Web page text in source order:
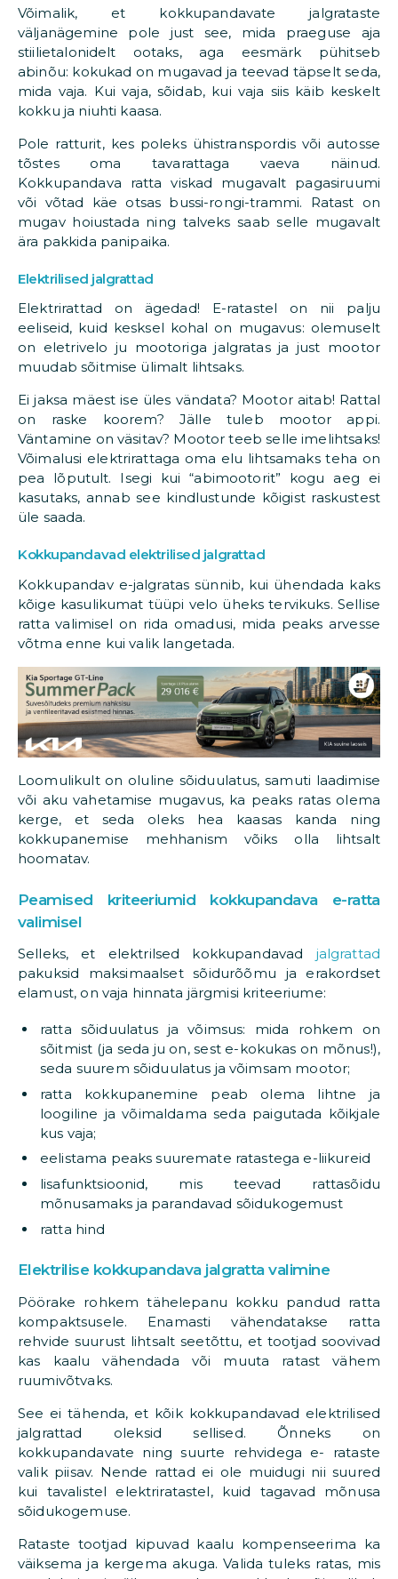
Võimalik, et kokkupandavate jalgrataste
väljanägemine pole just see, mida praeguse aja
stiilietalonidelt ootaks, aga eesmärk pühitseb
abinõu: kokukad on mugavad ja teevad täpselt seda,
mida vaja. Kui vaja, sõidab, kui vaja siis käib keskelt
kokku ja niuhti kaasa.
Pole ratturit, kes poleks ühistranspordis või autosse
tõstes oma tavarattaga vaeva näinud.
Kokkupandava ratta viskad mugavalt pagasiruumi
või võtad käe otsas bussi-rongi-trammi. Ratast on
mugav hoiustada ning talveks saab selle mugavalt
ära pakkida panipaika.
Elektrilised jalgrattad
Elektrirattad on ägedad! E-ratastel on nii palju
eeliseid, kuid kesksel kohal on mugavus: olemuselt
on eletrivelo ju mootoriga jalgratas ja just mootor
muudab sõitmise ülimalt lihtsaks.
Ei jaksa mäest ise üles vändata? Mootor aitab! Rattal
on raske koorem? Jälle tuleb mootor appi.
Väntamine on väsitav? Mootor teeb selle imelihtsaks!
Võimalusi elektrirattaga oma elu lihtsamaks teha on
pea lõputult. Isegi kui “abimootorit” kogu aeg ei
kasutaks, annab see kindlustunde kõigist raskustest
üle saada.
Kokkupandavad elektrilised jalgrattad
Kokkupandav e-jalgratas sünnib, kui ühendada kaks
kõige kasulikumat tüüpi velo üheks tervikuks. Sellise
ratta valimisel on rida omadusi, mida peaks arvesse
võtma enne kui valik langetada.
Loomulikult on oluline sõiduulatus, samuti laadimise
või aku vahetamise mugavus, ka peaks ratas olema
kerge, et seda oleks hea kaasas kanda ning
kokkupanemise mehhanism võiks olla lihtsalt
hoomatav.
Peamised kriteeriumid kokkupandava e-ratta
valimisel
Selleks, et elektrilsed kokkupandavad jalgrattad
pakuksid maksimaalset sõidurõõmu ja erakordset
elamust, on vaja hinnata järgmisi kriteeriume:
ratta sõiduulatus ja võimsus: mida rohkem on
sõitmist (ja seda ju on, sest e-kokukas on mõnus!),
seda suurem sõiduulatus ja võimsam mootor;
ratta kokkupanemine peab olema lihtne ja
loogiline ja võimaldama seda paigutada kõikjale
kus vaja;
eelistama peaks suuremate ratastega e-liikureid
lisafunktsioonid, mis teevad rattasõidu
mõnusamaks ja parandavad sõidukogemust
ratta hind
Elektrilise kokkupandava jalgratta valimine
Pöörake rohkem tähelepanu kokku pandud ratta
kompaktsusele. Enamasti vähendatakse ratta
rehvide suurust lihtsalt seetõttu, et tootjad soovivad
kas kaalu vähendada või muuta ratast vähem
ruumivõtvaks.
See ei tähenda, et kõik kokkupandavad elektrilised
jalgrattad oleksid sellised. Õnneks on
kokkupandavate ning suurte rehvidega e- rataste
valik piisav. Nende rattad ei ole muidugi nii suured
kui tavalistel elektriratastel, kuid tagavad mõnusa
sõidukogemuse.
Rataste tootjad kipuvad kaalu kompenseerima ka
väiksema ja kergema akuga. Valida tuleks ratas, mis